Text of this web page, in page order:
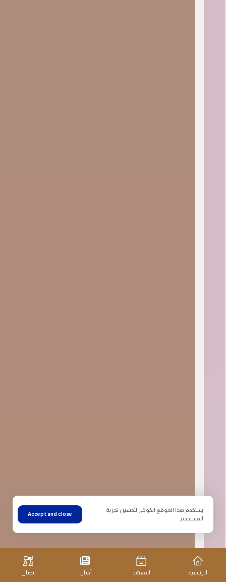
الرئيسية المعهد أخبارنا اتصال
يستخدم هذا الموقع الكوكيز لتحسين تجربة
المستخدم.
Accept and close